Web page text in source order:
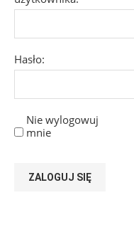
Hasło:
Nie wylogowuj
mnie
ZALOGUJ SIĘ